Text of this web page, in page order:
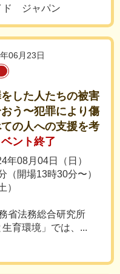
ド ジャパン
06月23日
した人たちの被害
う〜犯罪により傷
の人への支援を考
ント終了
年08月04日（日）
（開場13時30分〜）
）
省法務総合研究所
育環境」では、...